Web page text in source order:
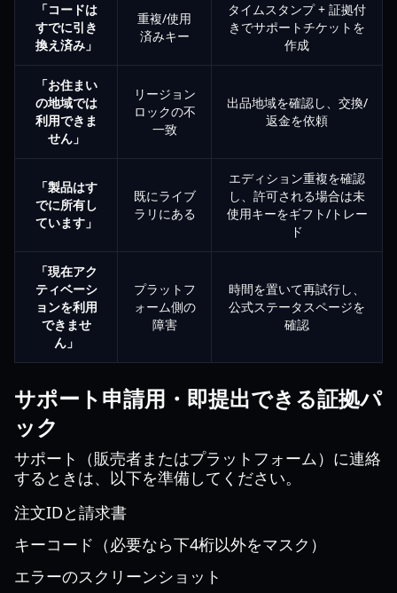
「コードは
すでに引き
換え済み」
重複/使用
済みキー
タイムスタンプ + 証拠付
きでサポートチケットを
作成
「お住まい
の地域では
利用できま
せん」
リージョン
ロックの不
一致
出品地域を確認し、交換/
返金を依頼
「製品はす
でに所有し
ています」
既にライブ
ラリにある
エディション重複を確認
し、許可される場合は未
使用キーをギフト/トレー
ド
「現在アク
ティベーシ
ョンを利用
できませ
ん」
プラットフ
ォーム側の
障害
時間を置いて再試行し、
公式ステータスページを
確認
サポート申請用・即提出できる証拠パ
ック
サポート（販売者またはプラットフォーム）に連絡
するときは、以下を準備してください。
注文IDと請求書
キーコード（必要なら下4桁以外をマスク）
エラーのスクリーンショット